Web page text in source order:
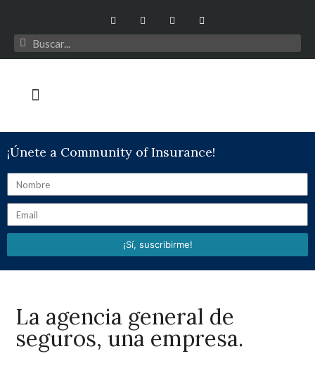
¡Únete a Community of Insurance!
¡Sí, suscribirme!
La agencia general de
seguros, una empresa.